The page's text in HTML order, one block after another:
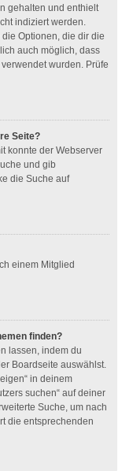
gehalten und enthielt
indiziert werden.
Optionen, die dir die
auch möglich, dass
wurden. Prüfe
Seite?
konnte der Webserver
und gib
die Suche auf
einem Mitglied
finden?
lassen, indem du
Boardseite auswählst.
in deinem
suchen“ auf deiner
Suche, um nach
die entsprechenden